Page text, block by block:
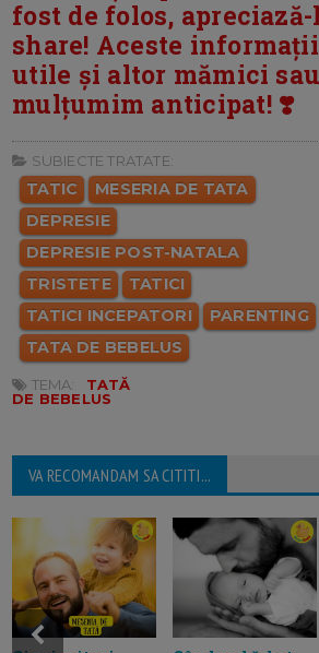
fost de folos,
share! Aceste
utile și altor mămici
mulțumim anticipat! ❣️
SUBIECTE TRATATE:
TATIC
MESERIA DE TATA
DEPRESIE
DEPRESIE POST-NATALA
TRISTETE
TATICI
TATICI INCEPATORI
PARENTING
TATA DE BEBELUS
TEMA:
TATĂ
DE BEBELUS
VA RECOMANDAM SA CITITI...